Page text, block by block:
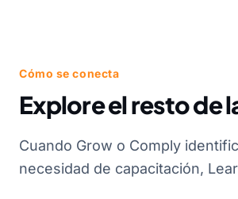
Cómo se conecta
Explore el resto de
Cuando Grow o Comply
necesidad de capacitación,